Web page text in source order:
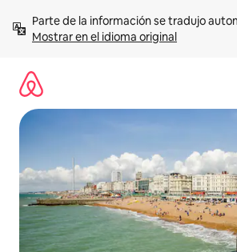
contenidoMostrar en el idioma original